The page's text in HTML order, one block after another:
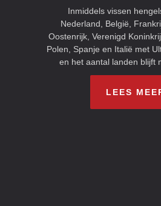
Inmiddels vissen
Nederland, België,
Oostenrijk, Verenigd
Polen, Spanje en Italië met
en het aantal landen blijft
LEES